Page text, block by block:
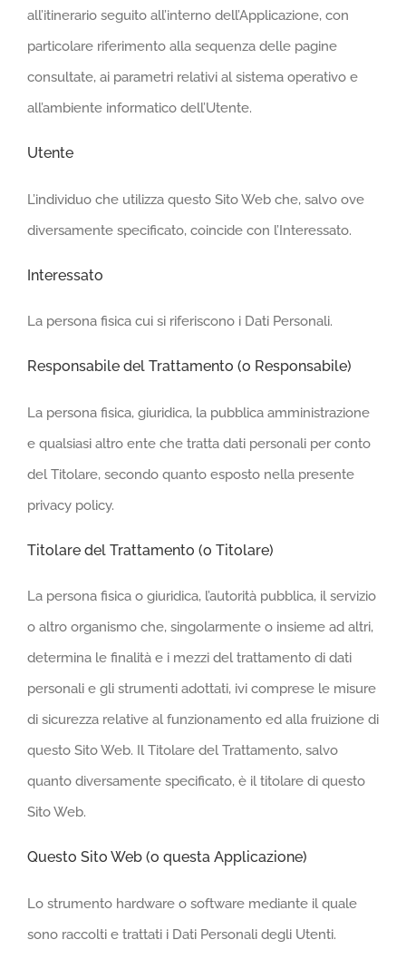
all’itinerario seguito all’interno dell’Applicazione, con
particolare riferimento alla sequenza delle pagine
consultate, ai parametri relativi al sistema operativo e
all’ambiente informatico dell’Utente.
Utente
L’individuo che utilizza questo Sito Web che, salvo ove
diversamente specificato, coincide con l’Interessato.
Interessato
La persona fisica cui si riferiscono i Dati Personali.
Responsabile del Trattamento (o Responsabile)
La persona fisica, giuridica, la pubblica amministrazione
e qualsiasi altro ente che tratta dati personali per conto
del Titolare, secondo quanto esposto nella presente
privacy policy.
Titolare del Trattamento (o Titolare)
La persona fisica o giuridica, l’autorità pubblica, il servizio
o altro organismo che, singolarmente o insieme ad altri,
determina le finalità e i mezzi del trattamento di dati
personali e gli strumenti adottati, ivi comprese le misure
di sicurezza relative al funzionamento ed alla fruizione di
questo Sito Web. Il Titolare del Trattamento, salvo
quanto diversamente specificato, è il titolare di questo
Sito Web.
Questo Sito Web (o questa Applicazione)
Lo strumento hardware o software mediante il quale
sono raccolti e trattati i Dati Personali degli Utenti.